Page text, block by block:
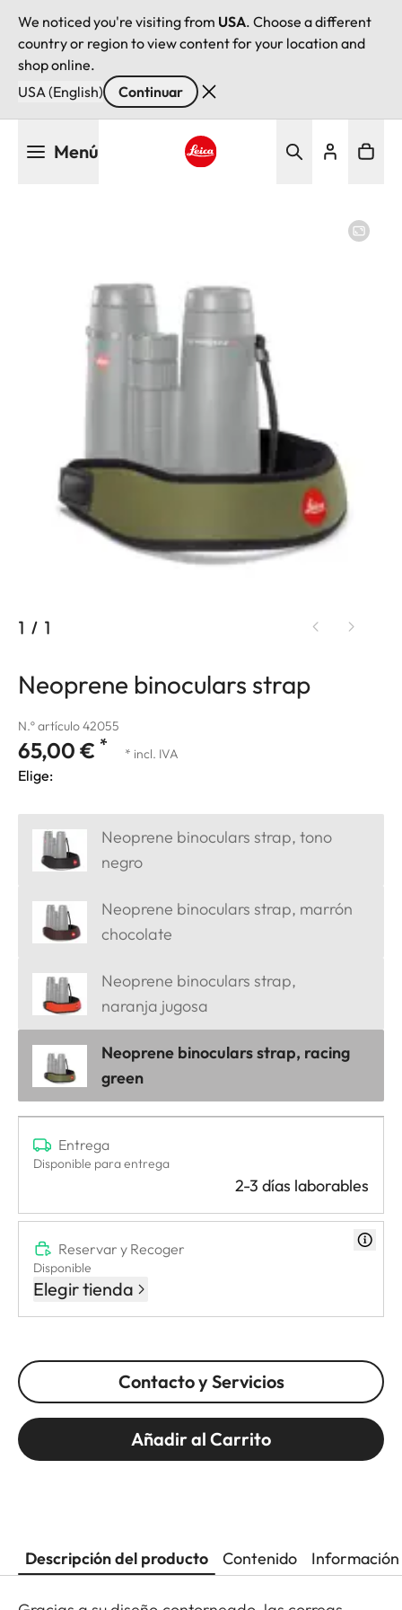
We noticed you're visiting from USA. Choose a different
country or region to view content for your location and
shop online.
USA (English)
Continuar
Menú
1 / 1
Neoprene binoculars strap
N.º artículo 42055
65,00 € * * incl. IVA
Elige:
Neoprene binoculars strap, tono
negro
Neoprene binoculars strap, marrón
chocolate
Neoprene binoculars strap,
naranja jugosa
Neoprene binoculars strap, racing
green
Entrega
Disponible para entrega
2-3 días laborables
Reservar y Recoger
Disponible
Elegir tienda
Contacto y Servicios
Añadir al Carrito
Descripción del producto Contenido